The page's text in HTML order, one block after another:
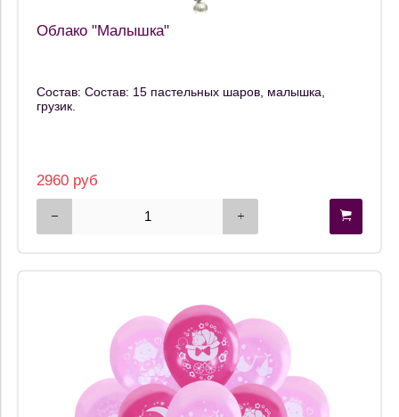
Облако "Малышка"
Состав: Состав: 15 пастельных шаров, малышка,
грузик.
2960 руб